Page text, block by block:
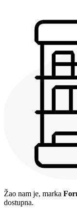
Žao nam je, marka
dostupna.